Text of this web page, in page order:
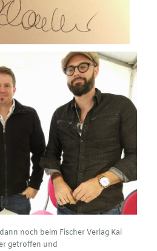
noch beim Fischer Verlag Kai
getroffen und